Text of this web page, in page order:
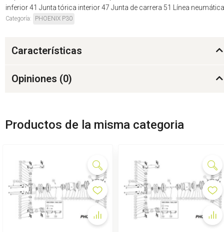
inferior 41 Junta tórica interior 47 Junta de carrera 51 Línea neumática
Categoría: PHOENIX P30
Características
Opiniones (0)
Productos de la misma categoria